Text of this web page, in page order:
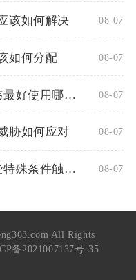
该如何解决 08-07
如何分配 08-07
少年三国志2游戏中典韦最好使用哪种神兵 08-07
胁如何应对 08-07
全民奇迹2中有没有一些特殊条件触发的奇遇任务 08-07
All Rights
备2021007137号-35